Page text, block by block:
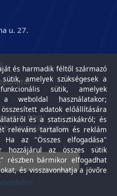
u. 27.
hogy
aktualitásokat és
és harmadik féltől származó
amelyek szükségesek a
sütik, amelyek
a weboldal használatakor;
adatok előállítására
és a statisztikákról; és
releváns tartalom és reklám
Ha az "Összes elfogadása"
hozzájárul az összes sütik
részben bármikor elfogadhat
és visszavonhatja a jövőre